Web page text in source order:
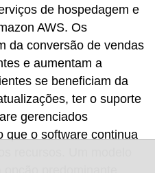
de hospedagem e
AWS. Os
da conversão de vendas
e aumentam a
se beneficiam da
ter o suporte
gerenciados
que o software continua
recursos. Um modelo